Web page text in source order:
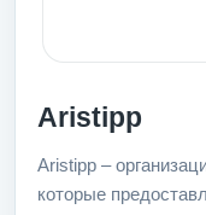
Aristipp
Aristipp –
которые